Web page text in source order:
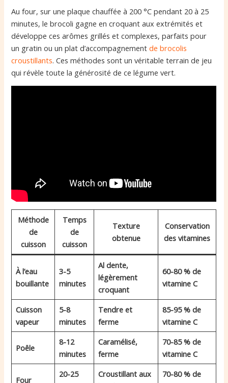
Au four, sur une plaque chauffée à 200 °C pendant 20 à 25
minutes, le brocoli gagne en croquant aux extrémités et
développe ces arômes grillés et complexes, parfaits pour
un gratin ou un plat d’accompagnementde brocolis
croustillants. Ces méthodes sont un véritable terrain de jeu
qui révèle toute la générosité de ce légume vert.
Méthode
de
cuisson
Temps
de
cuisson
Texture
obtenue
Conservation
des vitamines
À l’eau
bouillante
3-5
minutes
Al dente,
légèrement
croquant
60-80 % de
vitamine C
Cuisson
vapeur
5-8
minutes
Tendre et
ferme
85-95 % de
vitamine C
Poêle
8-12
minutes
Caramélisé,
ferme
70-85 % de
vitamine C
Four
20-25
Croustillant aux
70-80 % de